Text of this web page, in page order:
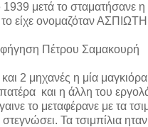
1939 μετά το σταματήσανε η
το είχε ονομαζόταν
Πέτρου Σαμακουρή
και 2 μηχανές η μία
και η άλλη του
το μεταφέρανε με τα
Τα τσιμπίλια